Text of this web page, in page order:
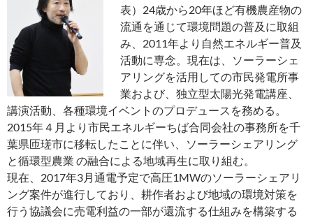
表）24歳から20年ほど有機農産物の
流通を通じて環境問題の普及に取組
み、2011年より自然エネルギー普及
活動に専念。現在は、ソーラーシェ
アリングを活用しての市民発電所事
業および、独立型太陽光発電講座、
講演活動、各種環境イベントのプロデュースを務める。
2015年４月より市民エネルギーちば合同会社の事務所を千
葉県匝瑳市に移転したことに伴い、ソーラーシェアリング
と循環型農業 の融合による地域再生に取り組む。
現在、2017年3月通電予定で高圧1MWのソーラーシェアリ
ング案件が進行しており、耕作者および地域の環境対策を
行う協議会に売電利益の一部が還流する仕組みを構築する